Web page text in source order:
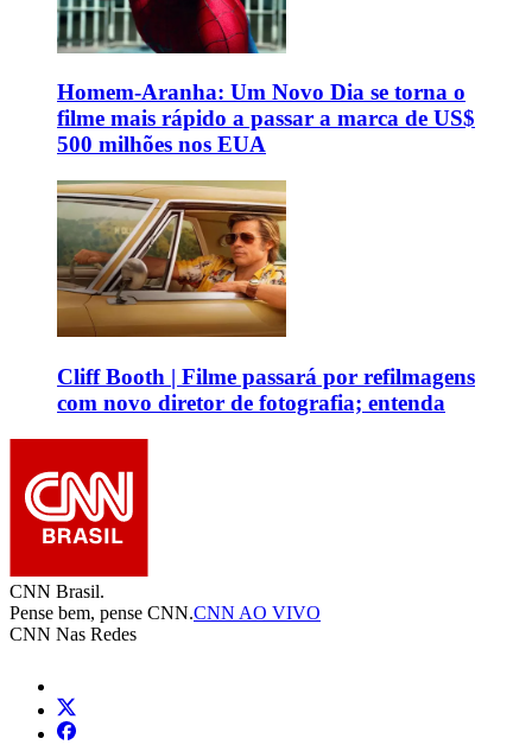
Homem-Aranha: Um Novo Dia se torna o
filme mais rápido a passar a marca de US$
500 milhões nos EUA
Cliff Booth | Filme passará por refilmagens
com novo diretor de fotografia; entenda
CNN Brasil.
Pense bem, pense CNN.CNN AO VIVO
CNN Nas Redes